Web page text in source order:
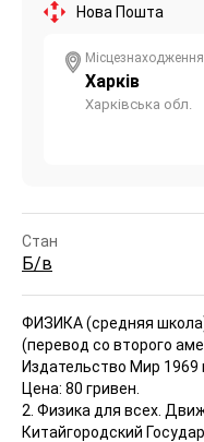
Нова Пошта
Місцезнаходження
Харків
Харківська обл.
Стан
Б/в
ФИЗИКА (средняя
(перевод со второго
Издательство Мир 1969
Цена: 80 гривен.
2. Физика для всех.
Китайгородский